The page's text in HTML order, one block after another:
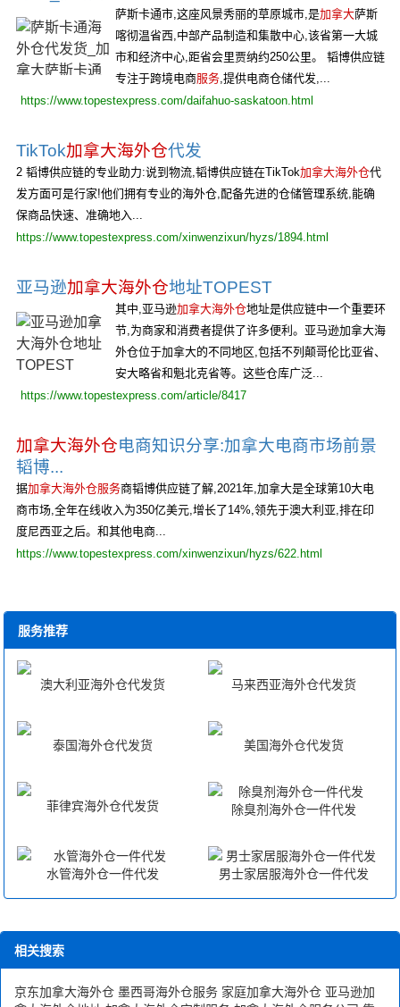
萨斯卡通市,这座风景秀丽的草原城市,是加拿大萨斯
喀彻温省西,中部产品制造和集散中心,该省第一大城
市和经济中心,距省会里贾纳约250公里。 韬博供应链
专注于跨境电商服务,提供电商仓储代发,...
https://www.topestexpress.com/daifahuo-saskatoon.html
TikTok加拿大海外仓代发
2 韬博供应链的专业助力:说到物流,韬博供应链在TikTok加拿大海外仓代
发方面可是行家!他们拥有专业的海外仓,配备先进的仓储管理系统,能确
保商品快速、准确地入...
https://www.topestexpress.com/xinwenzixun/hyzs/1894.html
亚马逊加拿大海外仓地址TOPEST
其中,亚马逊加拿大海外仓地址是供应链中一个重要环
节,为商家和消费者提供了许多便利。亚马逊加拿大海
外仓位于加拿大的不同地区,包括不列颠哥伦比亚省、
安大略省和魁北克省等。这些仓库广泛...
https://www.topestexpress.com/article/8417
加拿大海外仓电商知识分享:加拿大电商市场前景
韬博...
据加拿大海外仓服务商韬博供应链了解,2021年,加拿大是全球第10大电
商市场,全年在线收入为350亿美元,增长了14%,领先于澳大利亚,排在印
度尼西亚之后。和其他电商...
https://www.topestexpress.com/xinwenzixun/hyzs/622.html
服务推荐
澳大利亚海外仓代发货 马来西亚海外仓代发货
泰国海外仓代发货 美国海外仓代发货
菲律宾海外仓代发货 除臭剂海外仓一件代发
水管海外仓一件代发 男士家居服海外仓一件代发
相关搜索
京东加拿大海外仓 墨西哥海外仓服务 家庭加拿大海外仓 亚马逊加